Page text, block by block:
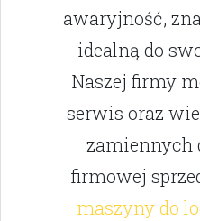
awaryjność,
idealną do
Naszej firmy
serwis oraz
zamiennych
firmowej
maszyny do